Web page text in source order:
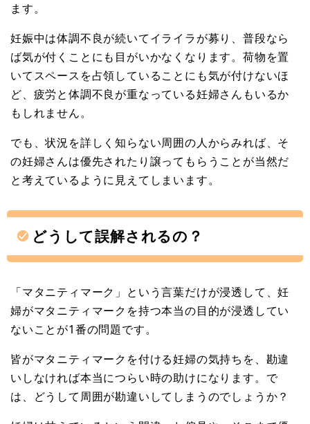
ます。
妊娠中は体調不良が続いてイライラが募り、普段なら
ば気が付くことにも目がいかなくなります。荷物を置
いてスペースを占領していることにも気が付けないほ
ど、疲労と体調不良が重なっている妊婦さんもいるか
もしれません。
でも、状況を詳しく知らない周囲の人からみれば、そ
の妊婦さんは優先されたり譲ってもらうことが当然だ
と考えているように見えてしまいます。
どうして誤解されるの？
「マタニティマーク」という言葉だけが浸透して、妊
婦がマタニティマークを持つ本当の目的が浸透してい
ないことが1番の問題です。
皆がマタニティマークを付ける妊婦の気持ちを、勘違
いしなければ本当につらい時の助けになります。で
は、どうして周囲が勘違いしてしまうのでしょうか？